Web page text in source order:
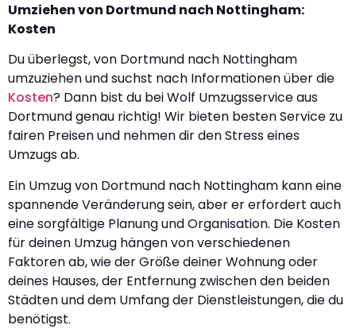
Umziehen von Dortmund nach Nottingham:
Kosten
Du überlegst, von Dortmund nach Nottingham
umzuziehen und suchst nach Informationen über die
Kosten? Dann bist du bei Wolf Umzugsservice aus
Dortmund genau richtig! Wir bieten besten Service zu
fairen Preisen und nehmen dir den Stress eines
Umzugs ab.
Ein Umzug von Dortmund nach Nottingham kann eine
spannende Veränderung sein, aber er erfordert auch
eine sorgfältige Planung und Organisation. Die Kosten
für deinen Umzug hängen von verschiedenen
Faktoren ab, wie der Größe deiner Wohnung oder
deines Hauses, der Entfernung zwischen den beiden
Städten und dem Umfang der Dienstleistungen, die du
benötigst.